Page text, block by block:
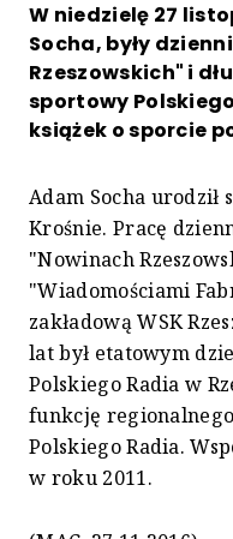
W niedzielę 27
Socha, były
Rzeszowskich" i
sportowy
książek o sporcie
Adam Socha urodził
Krośnie. Pracę
"Nowinach
"Wiadomościami
zakładową WSK
lat był etatowym
Polskiego Radia w
funkcję
Polskiego Radia.
w roku 2011.